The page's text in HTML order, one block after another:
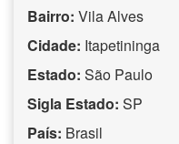
Bairro: Vila Alves
Cidade: Itapetininga
Estado: São Paulo
Sigla Estado: SP
País: Brasil